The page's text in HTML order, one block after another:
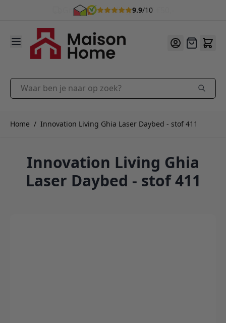
9.9/10
Ga naar de inhoud
Offerte
Waar ben je naar op zoek?
Home / Innovation Living Ghia Laser Daybed - stof 411
Innovation Living Ghia
Laser Daybed - stof 411